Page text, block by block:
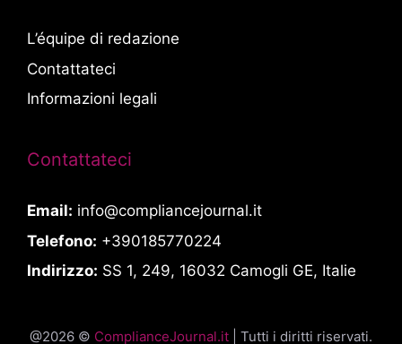
L’équipe di redazione
Contattateci
Informazioni legali
Contattateci
Email: info@compliancejournal.it
Telefono: +390185770224
Indirizzo: SS 1, 249, 16032 Camogli GE, Italie
@2026 © ComplianceJournal.it | Tutti i diritti riservati.